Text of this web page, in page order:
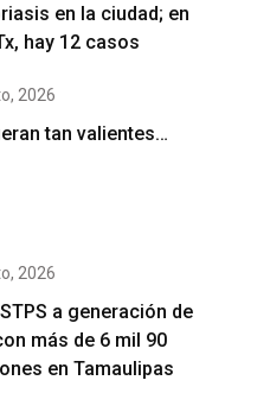
en la ciudad; en
hay 12 casos
2026
tan valientes…
2026
a generación de
más de 6 mil 90
en Tamaulipas